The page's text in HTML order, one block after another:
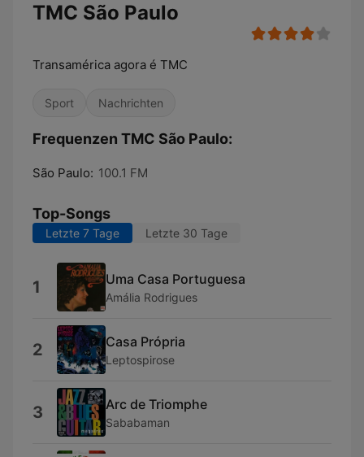
TMC São Paulo
Transamérica agora é TMC
Sport Nachrichten
Frequenzen TMC São Paulo:
São Paulo: 100.1 FM
Top-Songs
Letzte 7 Tage Letzte 30 Tage
1 Uma Casa Portuguesa
Amália Rodrigues
2 Casa Própria
Leptospirose
3 Arc de Triomphe
Sababaman